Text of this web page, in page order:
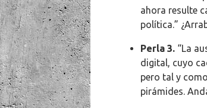
ahora resulte
política.”
Perla 3. “La
digital, cuyo
pero tal y
pirámides.